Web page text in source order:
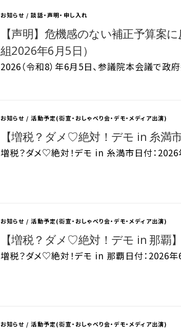
お知らせ/談話・声明・申し入れ
【声明】危機感のない補正予算案
組2026年6月5日）
2026（令和8）年6月5日、参議院本会議で政
お知らせ/活動予定(街宣・おしゃべり会・デモ・メディア出演)
【増税？ダメ♡絶対！デモ in 糸満
増税？ダメ♡絶対！デモ in 糸満市日付：
お知らせ/活動予定(街宣・おしゃべり会・デモ・メディア出演)
【増税？ダメ♡絶対！デモ in 那覇
増税？ダメ♡絶対！デモ in 那覇日付：2026
お知らせ/活動予定(街宣・おしゃべり会・デモ・メディア出演)